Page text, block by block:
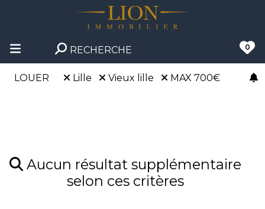
RECHERCHE 0
LOUER Lille Vieux lille MAX 700€
Aucun résultat supplémentaire
selon ces critères